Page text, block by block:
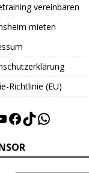
vereinbaren
mieten
Richtlinie (EU)